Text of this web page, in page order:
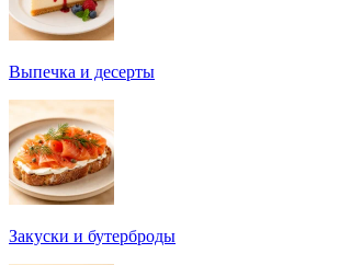
Выпечка и десерты
Закуски и бутерброды